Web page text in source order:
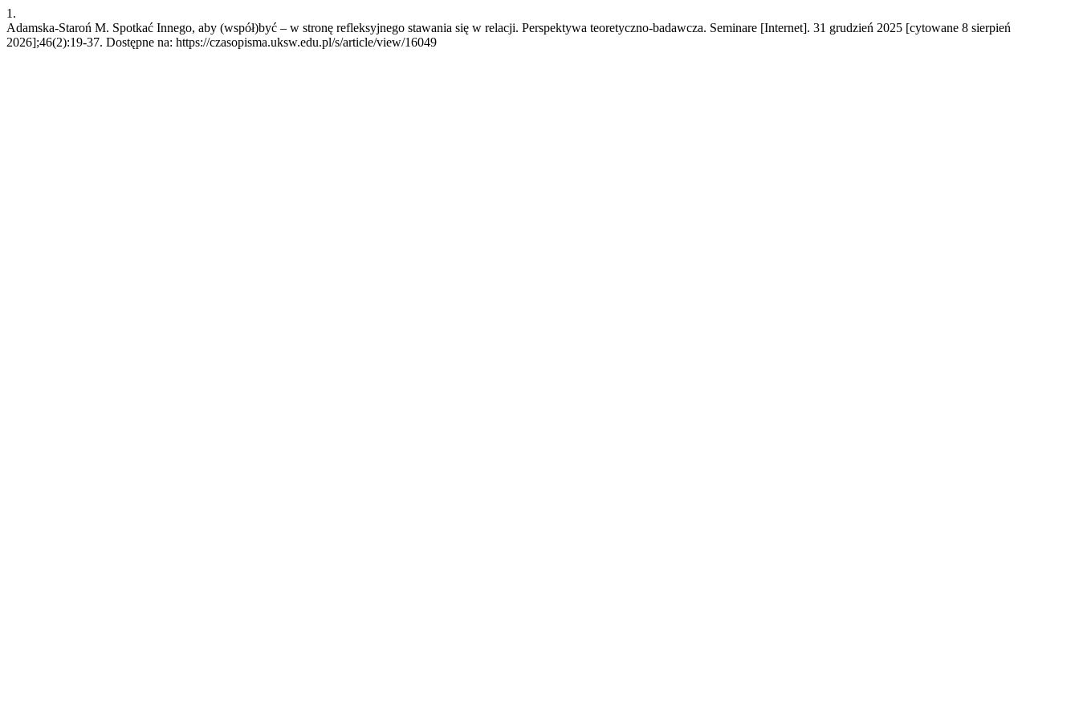
1.
Adamska-Staroń M. Spotkać Innego, aby (współ)być – w stronę refleksyjnego stawania się w relacji. Perspektywa teoretyczno-badawcza. Seminare [Internet]. 31 grudzień 2025 [cytowane 8 sierpień
2026];46(2):19-37. Dostępne na: https://czasopisma.uksw.edu.pl/s/article/view/16049